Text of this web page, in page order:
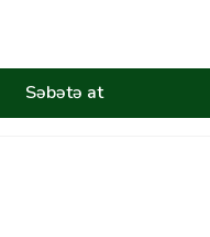
Səbətə at